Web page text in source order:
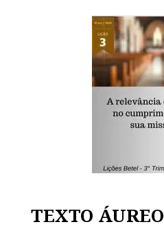
TEXTO ÁUREO